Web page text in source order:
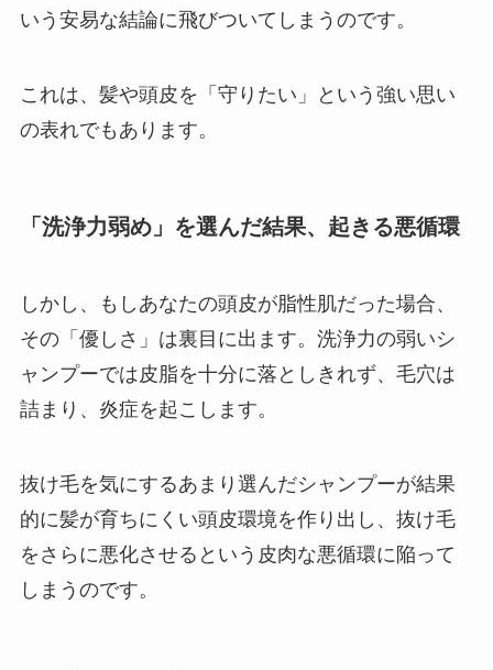
いう安易な結論に飛びついてしまうのです。
これは、髪や頭皮を「守りたい」という強い思い
の表れでもあります。
「洗浄力弱め」を選んだ結果、起きる悪循環
しかし、もしあなたの頭皮が脂性肌だった場合、
その「優しさ」は裏目に出ます。洗浄力の弱いシ
ャンプーでは皮脂を十分に落としきれず、毛穴は
詰まり、炎症を起こします。
抜け毛を気にするあまり選んだシャンプーが結果
的に髪が育ちにくい頭皮環境を作り出し、抜け毛
をさらに悪化させるという皮肉な悪循環に陥って
しまうのです。